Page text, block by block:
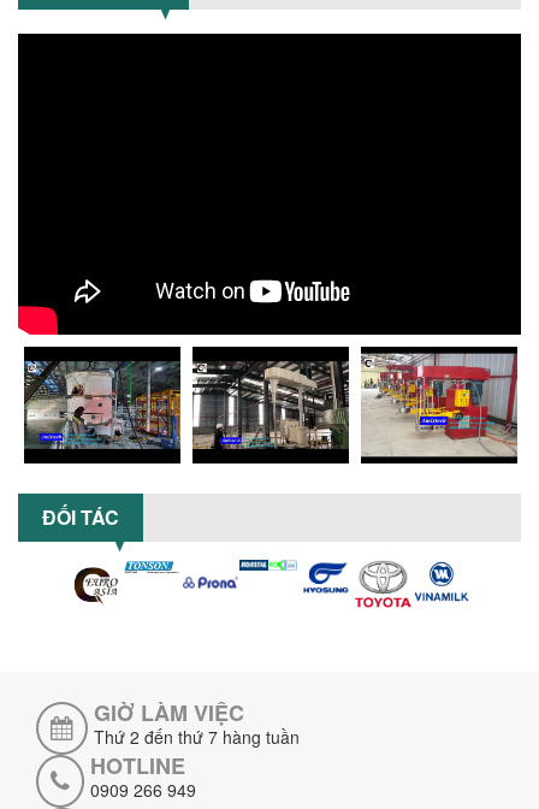
nghiệp...
MÁY NGHIỀN HỮU CƠ LỎNG: GIẢI PHÁP
TỐI ƯU VỚI CÔNG NGHỆ MÁY NGHIỀN
NGANG CÁNH NGHIỀN CERAMIC
Máy nghiền hữu cơ lỏng sử dụng công
nghệ máy nghiền ngang cánh nghiền
ceramic giúp nâng cao độ mịn, hiệu
suất...
Tìm hiểu lợi ích khi đầu tư máy trộn
phân bón nằm ngang: nâng cao hiệu
TOÀN, HIỆU QUẢ
Hướng dẫn chi tiết những lưu ý khi lắp
đặt và vận hành máy khuấy hóa chất
ĐỐI TÁC
GIỜ LÀM VIỆC
Thứ 2 đến thứ 7 hàng tuần
HOTLINE
0909 266 949